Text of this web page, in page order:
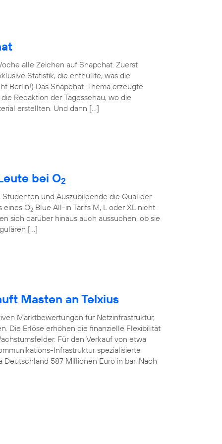
alle Zeichen auf Snapchat. Zuerst
Statistik, die enthüllte, was die
Berlin!) Das Snapchat-Thema erzeugte
Redaktion der Tagesschau, wo die
erstellten. Und dann […]
bei O2
und Auszubildende die Qual der
eines O2 Blue All-in Tarifs M, L oder XL nicht
sich darüber hinaus auch aussuchen, ob sie
[…]
Masten an Telxius
Marktbewertungen für Netzinfrastruktur,
Die Erlöse erhöhen die finanzielle Flexibilität
Für den Verkauf von etwa
Infrastruktur spezialisierte
587 Millionen Euro in bar. Nach